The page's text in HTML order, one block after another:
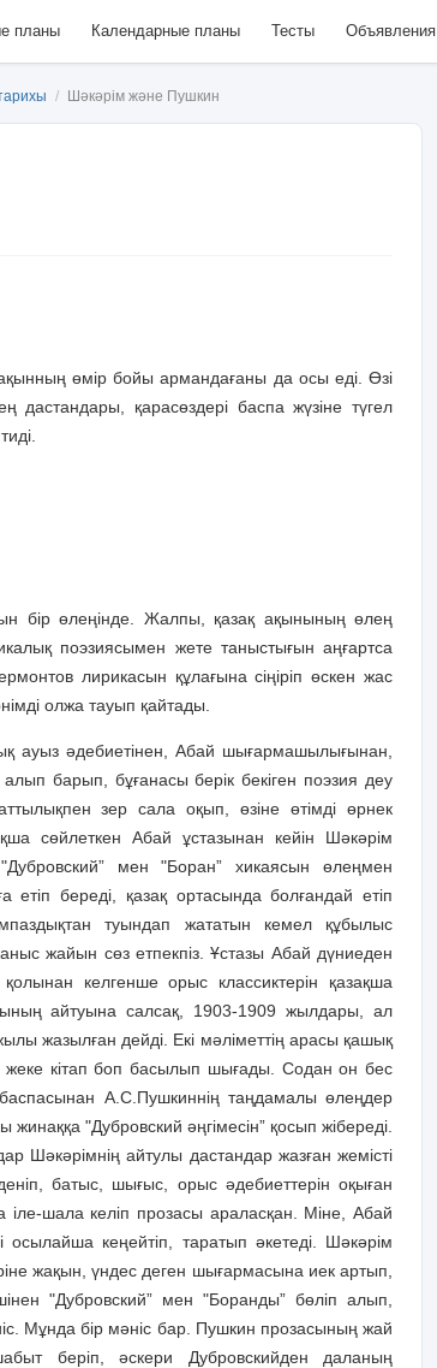
планы Календарные планы Тесты Объявления
/ Шәкәрім және Пушкин
өмір бойы армандағаны да осы еді. Өзі
қарасөздері баспа жүзіне түгел
бір өлеңінде. Жалпы, қазақ ақынының өлең
поэзиясымен жете таныстығын аңғартса
лирикасын құлағына сіңіріп өскен жас
олжа тауып қайтады.
ауыз әдебиетінен, Абай шығармашылығынан,
барып, бұғанасы берік бекіген поэзия деу
зер сала оқып, өзіне өтімді өрнек
сөйлеткен Абай ұстазынан кейін Шәкәрім
мен "Боран” хикаясын өлеңмен
береді, қазақ ортасында болғандай етіп
туындап жататын кемел құбылыс
жайын сөз етпекпіз. Ұстазы Абай дүниеден
келгенше орыс классиктерін қазақша
айтуына салсақ, 1903-1909 жылдары, ал
жазылған дейді. Екі мәліметтің арасы қашық
кітап боп басылып шығады. Содан он бес
А.С.Пушкиннің таңдамалы өлеңдер
"Дубровский әңгімесін” қосып жібереді.
Шәкәрімнің айтулы дастандар жазған жемісті
батыс, шығыс, орыс әдебиеттерін оқыған
шала келіп прозасы араласқан. Міне, Абай
кеңейтіп, таратып әкетеді. Шәкәрім
жақын, үндес деген шығармасына иек артып,
"Дубровский” мен "Боранды” бөліп алып,
Мұнда бір мәніс бар. Пушкин прозасының жай
беріп, әскери Дубровскийден даланың